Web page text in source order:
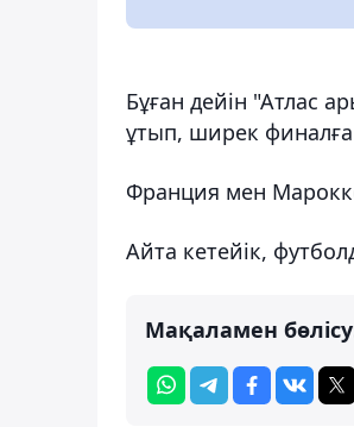
Бұған дейін "Атлас
ұтып, ширек
Франция мен
Айта кетейік,
Мақаламен